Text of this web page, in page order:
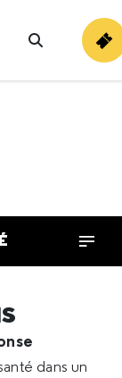
Rechercher
dans un